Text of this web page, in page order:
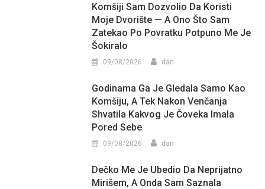
Komšiji Sam Dozvolio Da Koristi
Moje Dvorište — A Ono Što Sam
Zatekao Po Povratku Potpuno Me Je
Šokiralo
09/08/2026 dan
Godinama Ga Je Gledala Samo Kao
Komšiju, A Tek Nakon Venčanja
Shvatila Kakvog Je Čoveka Imala
Pored Sebe
09/08/2026 dan
Dečko Me Je Ubedio Da Neprijatno
Mirišem, A Onda Sam Saznala